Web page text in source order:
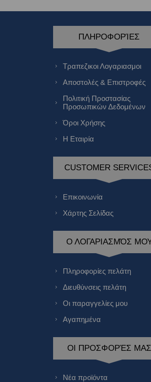
ΠΛΗΡΟΦΟΡΊΕΣ
Τραπεζικοι Λογαριασμοι
Αποστολές & Επιστροφές
Πολιτική Προστασίας
Προσωπικών Δεδομένων
Όροι Χρήσης
Η Εταιρία
CUSTOMER
Επικοινωνία
Χάρτης Σελίδας
Ο ΛΟΓΑΡΙΑΣΜΌΣ
Πληροφορίες πελάτη
Διευθύνσεις πελάτη
Οι παραγγελίες μου
Αγαπημένα
ΟΙ ΠΡΟΣΦΟΡΈΣ ΜΑΣ
Νέα προϊόντα